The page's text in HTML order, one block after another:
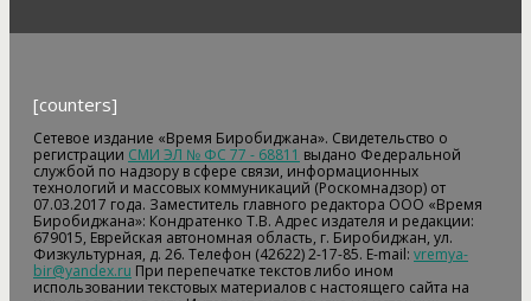
[counters]
Сетевое издание «Время Биробиджана». Свидетельство о
регистрации СМИ ЭЛ № ФС 77 - 68811 выдано Федеральной
службой по надзору в сфере связи, информационных
технологий и массовых коммуникаций (Роскомнадзор) от
07.03.2017 года. Заместитель главного редактора ООО «Время
Биробиджана»: Кондратенко Т.В. Адрес издателя и редакции:
679015, Еврейская автономная область, г. Биробиджан, ул.
Физкультурная, д. 26. Телефон (42622) 2-17-85. E-mail: vremya-
bir@yandex.ru При перепечатке текстов либо ином
использовании текстовых материалов с настоящего сайта на